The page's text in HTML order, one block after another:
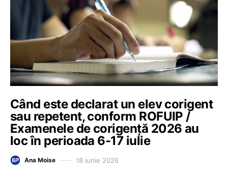
Când este declarat un elev corigent
sau repetent, conform ROFUIP /
Examenele de corigență 2026 au
loc în perioada 6-17 iulie
Ana Moise 18 iunie 2026